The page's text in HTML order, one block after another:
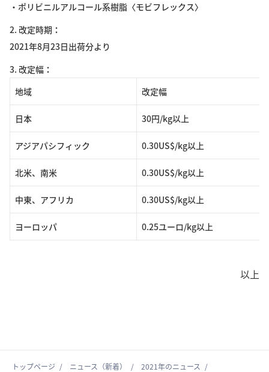
・ポリビニルアルコール系樹脂〈モビフレックス〉
2. 改定時期
2021年8月23日出荷分より
3. 改定幅
地域
改定幅
日本 30円/kg以上
アジアパシフィック 0.30US$/kg以上
北米、南米 0.30US$/kg以上
中東、アフリカ 0.30US$/kg以上
ヨーロッパ 0.25ユーロ/kg以上
以上
トップページ ニュース（新着） 2021年のニュース